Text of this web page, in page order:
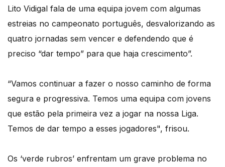
Lito Vidigal fala de uma equipa jovem com algumas
estreias no campeonato português, desvalorizando as
quatro jornadas sem vencer e defendendo que é
preciso “dar tempo” para que haja crescimento”.
“Vamos continuar a fazer o nosso caminho de forma
segura e progressiva. Temos uma equipa com jovens
que estão pela primeira vez a jogar na nossa Liga.
Temos de dar tempo a esses jogadores", frisou.
Os ‘verde rubros’ enfrentam um grave problema no